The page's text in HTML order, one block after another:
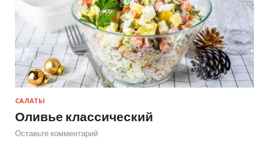
САЛАТЫ
Оливье классический
Оставьте комментарий